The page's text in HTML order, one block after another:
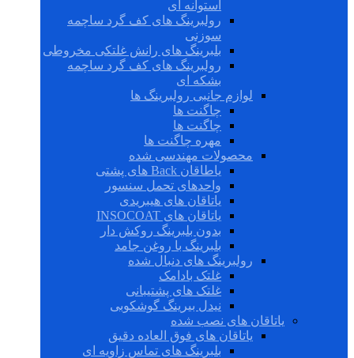
استوانه ای
رولبرینگ های کف گرد ساچمه
سوزنی
بلبرینگ های رانش غلتکی مخروطی
رولبرینگ های کف گرد ساچمه
بشکه ای
لوازم جانبی رولبرینگ ها
چاگنت ها
چاگنت ها
مهره چاگنت ها
محصولات مهندسی شده
یاطاقان Back های پشتی
واحدهای تحمل سنسور
یاتاقان های هیبریدی
یاتاقان های INSOCOAT
بدون بلبرینگ روکش دار
بلبرینگ با روغن جامد
رولبرینگ های دنبال شده
غلتک بادامک
غلتک های پشتیبانی
نیدل بیرینگ گوشکوبی
یاتاقان های نصب شده
یاتاقان های فوق العاده دقیق
بلبرینگ های تماس زاویه ای